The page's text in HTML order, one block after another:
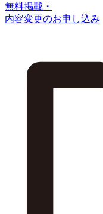
無料掲載・
内容変更のお申し込み